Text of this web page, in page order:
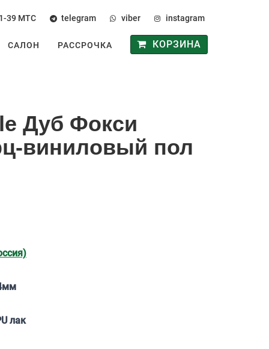
39 МТС telegram viber instagram
САЛОН РАССРОЧКА КОРЗИНА
Дуб Фокси
виниловый пол
лак